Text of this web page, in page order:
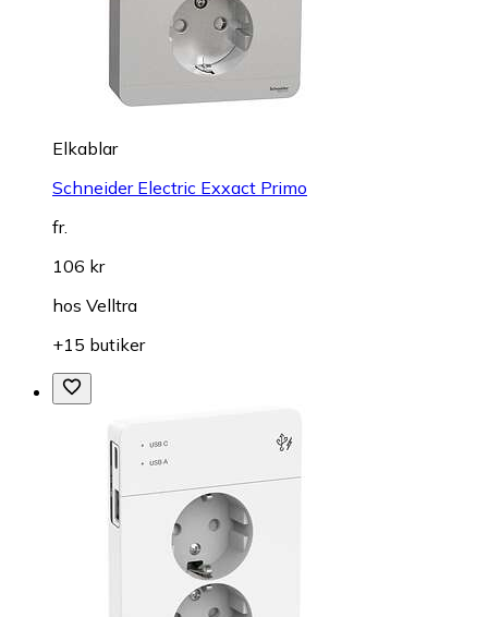
Elkablar
Schneider Electric Exxact Primo
fr.
106 kr
hos Velltra
+15 butiker